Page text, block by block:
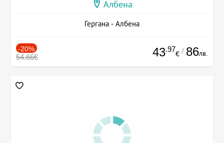
Албена
Гергана - Албена
-20%
54.66€ 43.97
€ / 86лв.